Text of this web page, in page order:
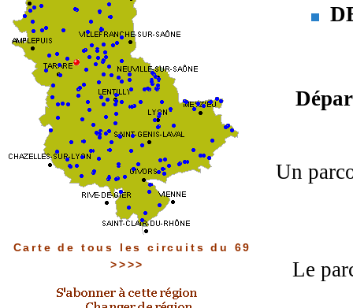
Carte de tous les circuits du 69
>>>>
Un
Le